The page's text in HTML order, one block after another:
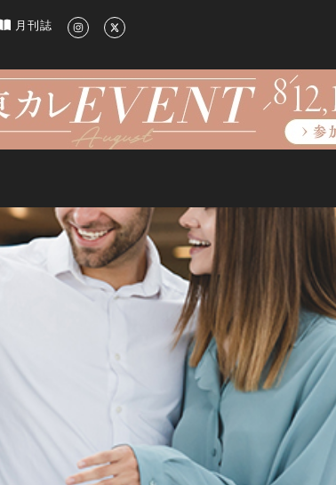
れたライフスタイル情報
月刊誌